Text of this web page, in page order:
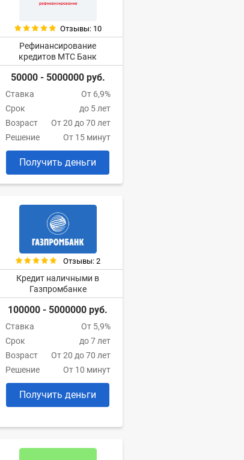
Отзывы: 10
Рефинансирование
кредитов МТС Банк
50000 - 5000000 руб.
Ставка
От 6,9%
Срок
до 5 лет
Возраст
От 20 до 70 лет
Решение
От 15 минут
Получить деньги
Отзывы: 2
Кредит наличными в
Газпромбанке
100000 - 5000000 руб.
Ставка
От 5,9%
Срок
до 7 лет
Возраст
От 20 до 70 лет
Решение
От 10 минут
Получить деньги